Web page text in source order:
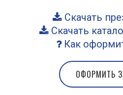
Скачать
Скачать
Как
ОФОРМИТЬ